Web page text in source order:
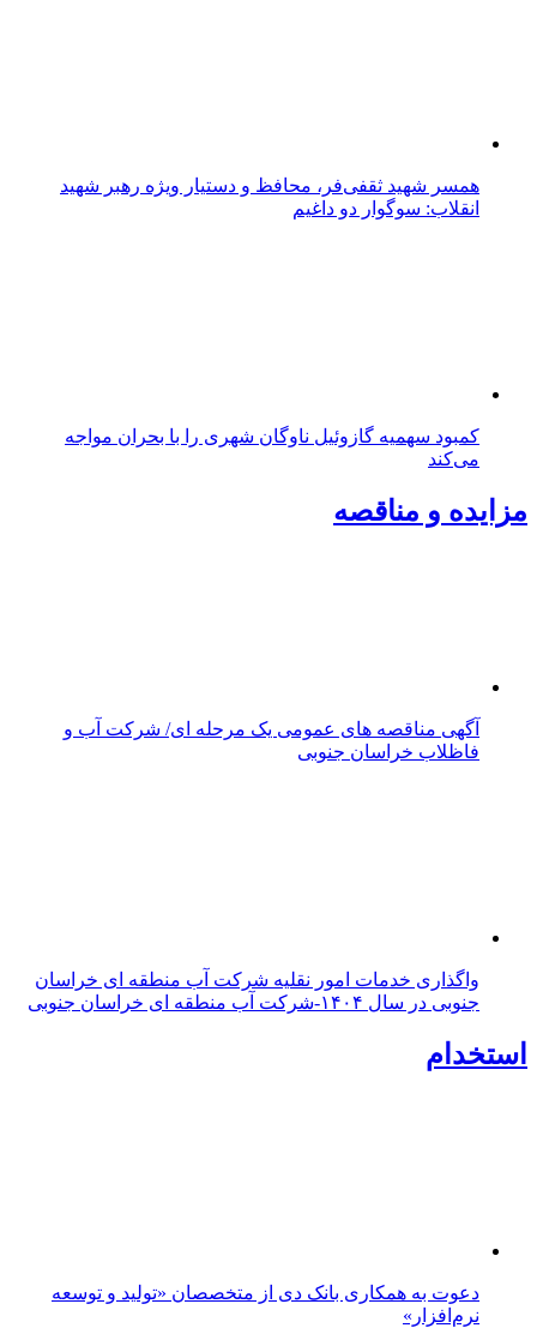
همسر شهید ثقفی‌فر، محافظ و دستیار ویژه رهبر شهید
انقلاب: سوگوار دو داغیم
کمبود سهمیه گازوئیل ناوگان شهری را با بحران مواجه
می‌کند
مزایده و مناقصه
آگهی مناقصه های عمومی یک مرحله ای/ شرکت آب و
فاظلاب خراسان جنوبی
واگذاری خدمات امور نقلیه شرکت آب منطقه ای خراسان
جنوبی در سال ۱۴۰۴-شرکت آب منطقه ای خراسان جنوبی
استخدام
دعوت به همکاری بانک دی از متخصصان «تولید و توسعه
نرم‌افزار»